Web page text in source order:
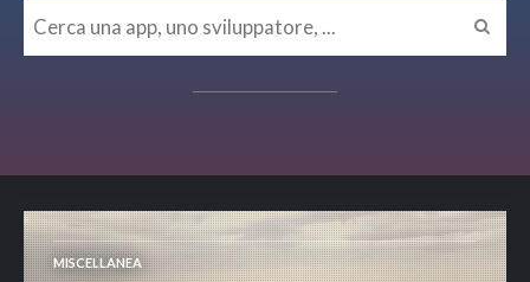
MISCELLANEA